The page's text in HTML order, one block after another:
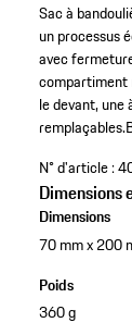
Sac à
un processus
avec
compartiment
le devant, une
remplaçables.
N° d'article :
Dimensions
Dimensions
70 mm x 200
Poids
360 g